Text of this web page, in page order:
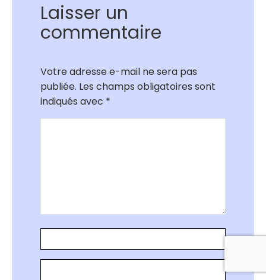
Laisser un
commentaire
Votre adresse e-mail ne sera pas
publiée. Les champs obligatoires sont
indiqués avec *